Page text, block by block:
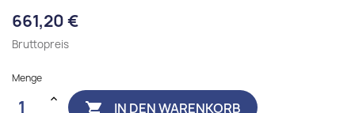
661,20 €
Bruttopreis
Menge
 IN DEN WARENKORB